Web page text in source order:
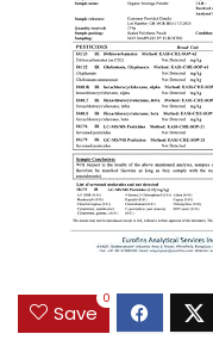
Save
0